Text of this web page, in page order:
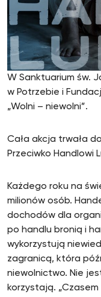
W Sanktuarium św.
w Potrzebie i
„Wolni – niewolni”.
Cała akcja trwała
Przeciwko Handlowi
Każdego roku na
milionów osób.
dochodów dla
po handlu bronią i
wykorzystują
zagranicą, która
niewolnictwo. Nie
korzystają.